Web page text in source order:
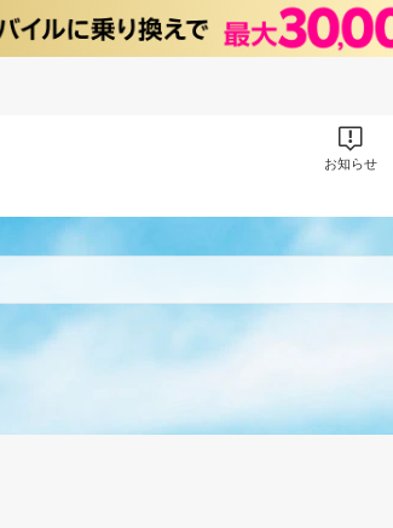
お知らせ